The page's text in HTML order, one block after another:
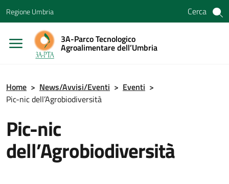
Vai al menu di navigazione
Vai al footer
Regione Umbria Cerca
3A-Parco Tecnologico
Agroalimentare dell’Umbria
Home > News/Avvisi/Eventi > Eventi >
Pic-nic dell’Agrobiodiversità
Pic-nic
dell’Agrobiodiversità